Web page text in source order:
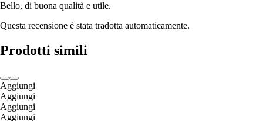
Bello, di buona qualità e utile.
Questa recensione è stata tradotta automaticamente.
Prodotti simili
Aggiungi
Aggiungi
Aggiungi
Aggiungi